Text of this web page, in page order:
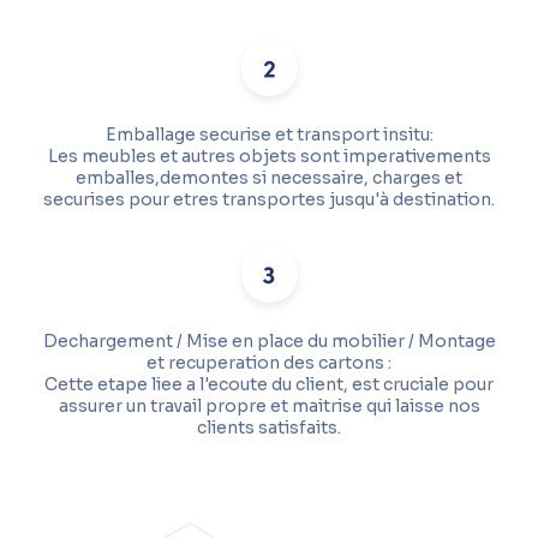
Emballage securise et transport insitu:
Les meubles et autres objets sont imperativements
emballes,demontes si necessaire, charges et
securises pour etres transportes jusqu'à destination.
Dechargement / Mise en place du mobilier / Montage
et recuperation des cartons :
Cette etape liee a l'ecoute du client, est cruciale pour
assurer un travail propre et maitrise qui laisse nos
clients satisfaits.